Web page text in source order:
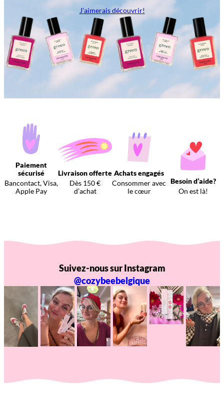
J’aimerais découvrir!
Paiement
sécurisé
Bancontact, Visa,
Apple Pay
Livraison offerte
Dès 150 €
d’achat
Achats engagés
Consommer avec
le cœur
Besoin d’aide?
On est là!
Suivez-nous sur Instagram
@cozybeebelgique